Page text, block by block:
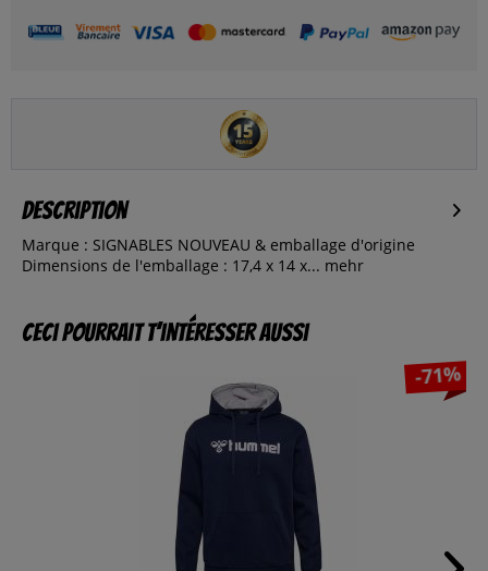
Description
Marque : SIGNABLES NOUVEAU & emballage d'origine
Dimensions de l'emballage : 17,4 x 14 x... mehr
Ceci pourrait t’intéresser aussi
-71%